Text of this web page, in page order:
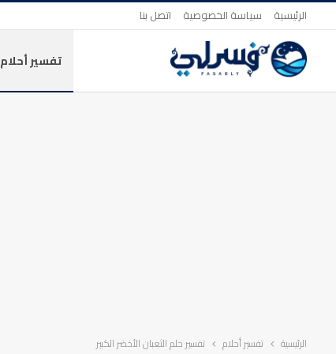
الرئيسية سياسة الخصوصية اتصل بنا
تفسير أحلام
الرئيسية تفسير أحلام تفسير حلم الثعبان الأخضر الكبير